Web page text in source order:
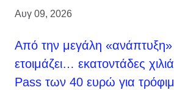
Αυγ 09, 2026
Από την μεγάλη
ετοιμάζει… εκατοντάδες
Pass των 40 ευρώ για